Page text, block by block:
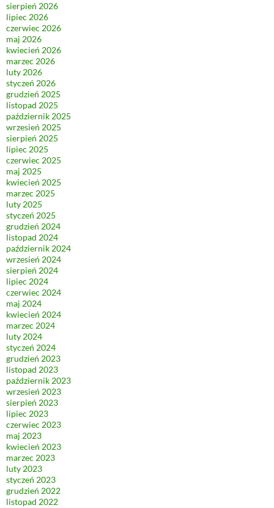
sierpień 2026
lipiec 2026
czerwiec 2026
maj 2026
kwiecień 2026
marzec 2026
luty 2026
styczeń 2026
grudzień 2025
listopad 2025
październik 2025
wrzesień 2025
sierpień 2025
lipiec 2025
czerwiec 2025
maj 2025
kwiecień 2025
marzec 2025
luty 2025
styczeń 2025
grudzień 2024
listopad 2024
październik 2024
wrzesień 2024
sierpień 2024
lipiec 2024
czerwiec 2024
maj 2024
kwiecień 2024
marzec 2024
luty 2024
styczeń 2024
grudzień 2023
listopad 2023
październik 2023
wrzesień 2023
sierpień 2023
lipiec 2023
czerwiec 2023
maj 2023
kwiecień 2023
marzec 2023
luty 2023
styczeń 2023
grudzień 2022
listopad 2022